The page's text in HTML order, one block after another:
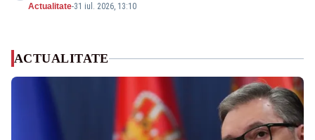
Actualitate-31 iul. 2026, 13:10
ACTUALITATE